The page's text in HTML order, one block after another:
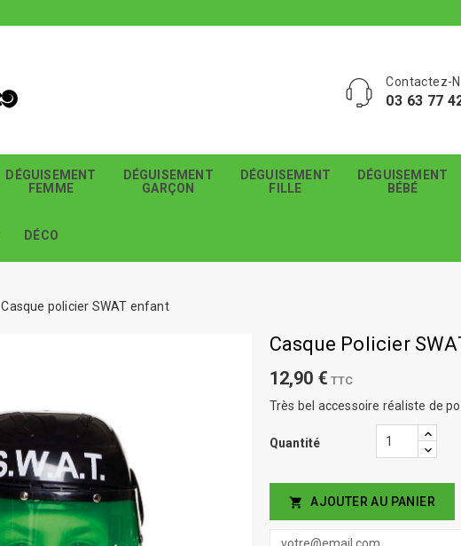
Contactez-
03 63 77
DÉGUISEMENT
FEMME
DÉGUISEMENT
GARÇON
DÉGUISEMENT
FILLE
DÉGUISEMENT
BÉBÉ
DÉCO
Casque policier SWAT enfant
Casque Policier
12,90 € TTC
Très bel accessoire réaliste de
Quantité
 AJOUTER AU PANIER